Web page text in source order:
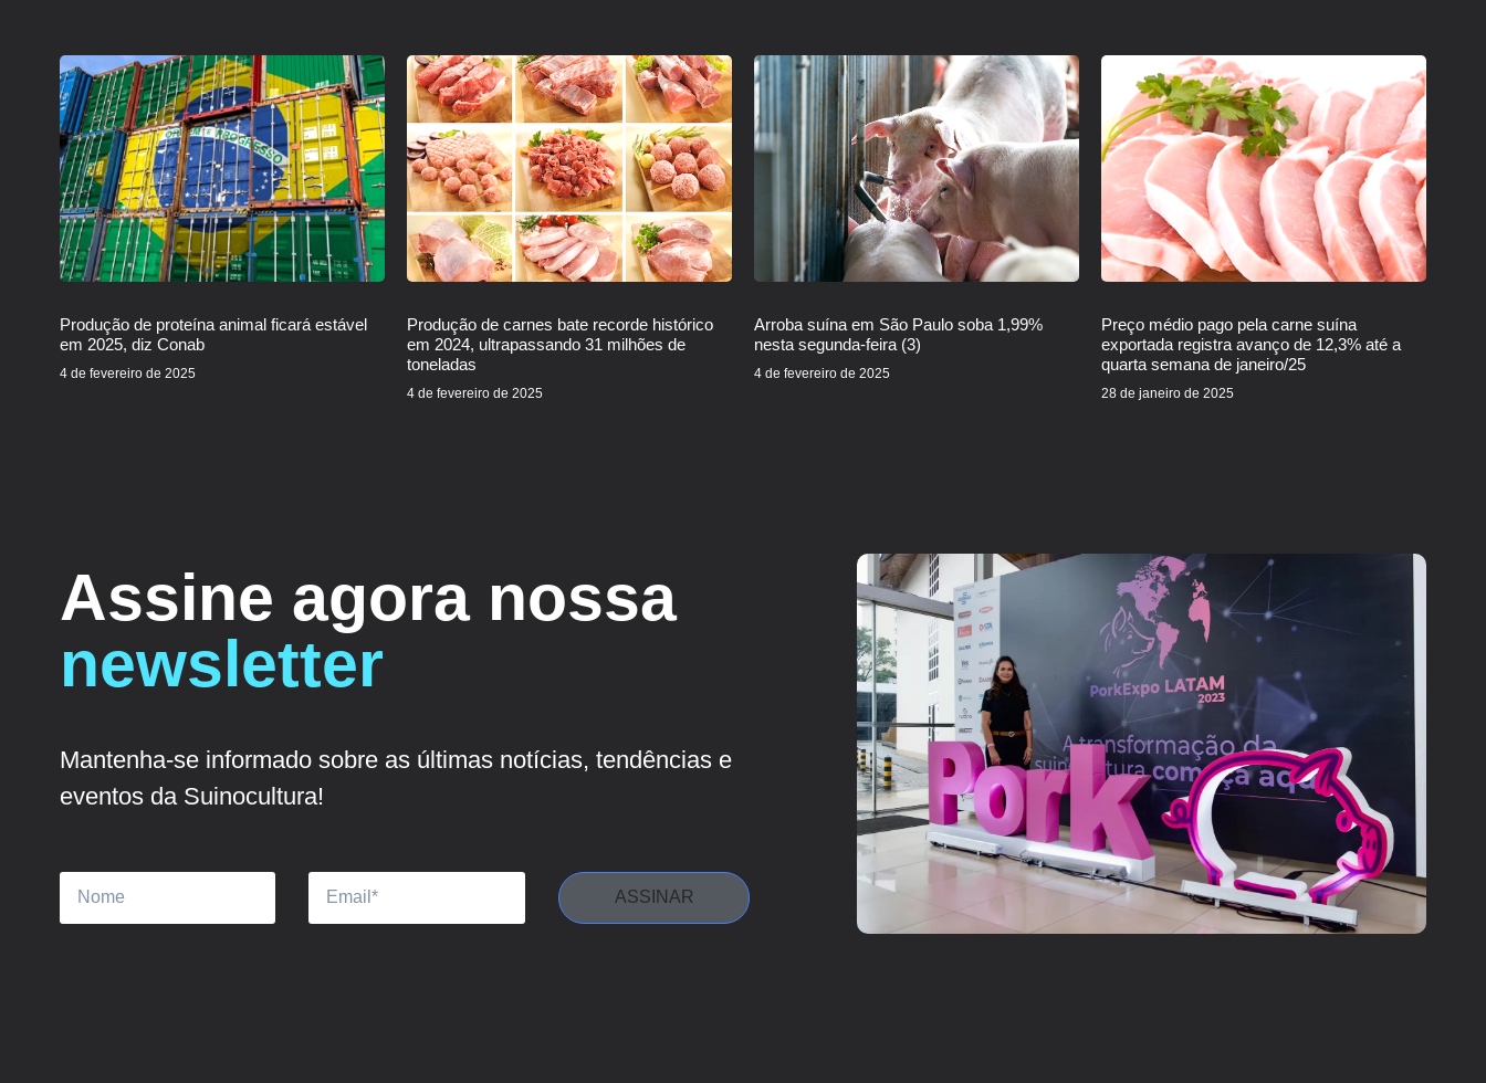
Produção de proteína animal ficará estável
em 2025, diz Conab
4 de fevereiro de 2025
Produção de carnes bate recorde histórico
em 2024, ultrapassando 31 milhões de
toneladas
4 de fevereiro de 2025
Arroba suína em São Paulo soba 1,99%
nesta segunda-feira (3)
4 de fevereiro de 2025
Preço médio pago pela carne suína
exportada registra avanço de 12,3% até a
quarta semana de janeiro/25
28 de janeiro de 2025
Assine agora nossa
newsletter
Mantenha-se informado sobre as últimas notícias, tendências e
eventos da Suinocultura!
ASSINAR